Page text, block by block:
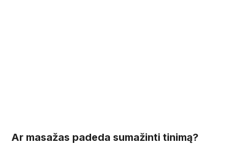
Ar masažas padeda sumažinti tinimą?